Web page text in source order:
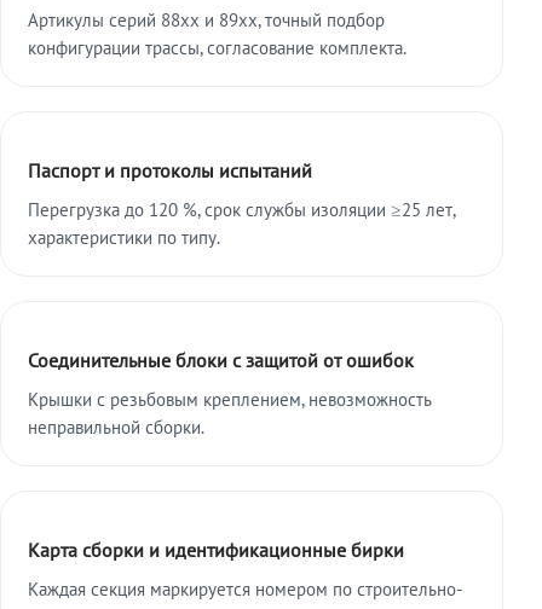
Артикулы серий 88xx и 89xx, точный подбор
конфигурации трассы, согласование комплекта.
Паспорт и протоколы испытаний
Перегрузка до 120 %, срок службы изоляции ≥25 лет,
характеристики по типу.
Соединительные блоки с защитой от ошибок
Крышки с резьбовым креплением, невозможность
неправильной сборки.
Карта сборки и идентификационные бирки
Каждая секция маркируется номером по строительно-